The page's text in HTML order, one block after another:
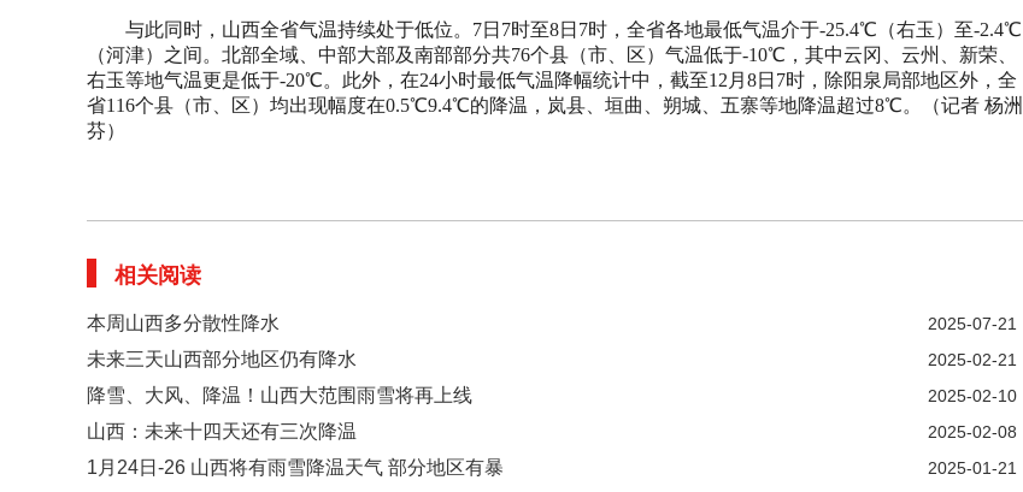
与此同时，山西全省气温持续处于低位。7日7时至8日7时，全省各地最低气温介于-25.4℃（右玉）至-2.4℃
（河津）之间。北部全域、中部大部及南部部分共76个县（市、区）气温低于-10℃，其中云冈、云州、新荣、
右玉等地气温更是低于-20℃。此外，在24小时最低气温降幅统计中，截至12月8日7时，除阳泉局部地区外，全
省116个县（市、区）均出现幅度在0.5℃9.4℃的降温，岚县、垣曲、朔城、五寨等地降温超过8℃。（记者 杨洲
芬）
相关阅读
本周山西多分散性降水 2025-07-21
未来三天山西部分地区仍有降水 2025-02-21
降雪、大风、降温！山西大范围雨雪将再上线 2025-02-10
山西：未来十四天还有三次降温 2025-02-08
1月24日-26 山西将有雨雪降温天气 部分地区有暴 2025-01-21